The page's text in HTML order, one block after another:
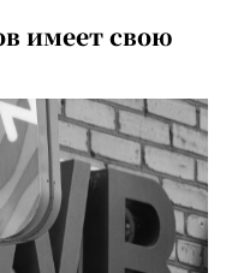
имеет свою